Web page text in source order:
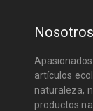
Nosotros
artículos
naturaleza,
productos